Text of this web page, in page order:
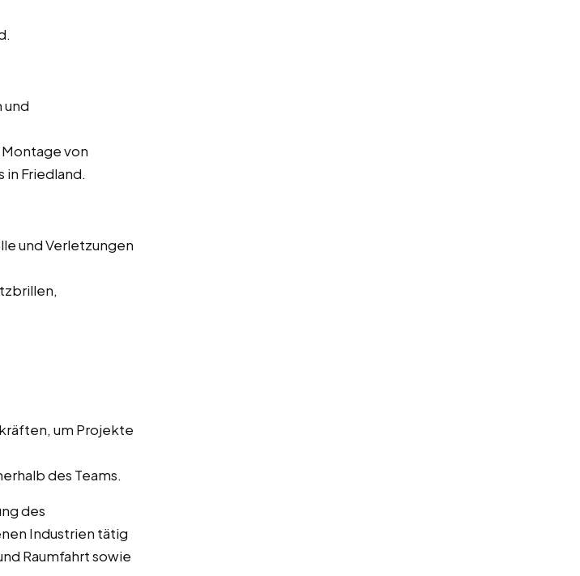
und
von
Friedland.
und Verletzungen
um Projekte
des Teams.
des
Industrien tätig
Raumfahrt sowie